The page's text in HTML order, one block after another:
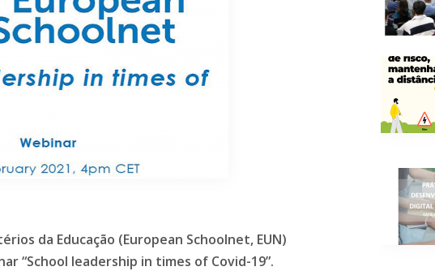
da Educação (European Schoolnet, EUN)
“School leadership in times of Covid-19”.